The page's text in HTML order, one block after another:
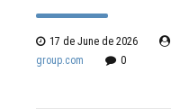
17 de June de 2026
group.com
0